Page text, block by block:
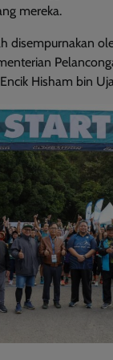
mereka.
disempurnakan
Hisham bin